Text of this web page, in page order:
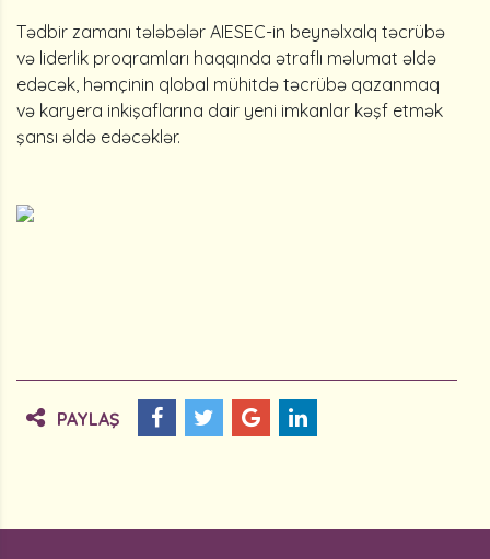
Tədbir zamanı tələbələr AIESEC-in beynəlxalq təcrübə
və liderlik proqramları haqqında ətraflı məlumat əldə
edəcək, həmçinin qlobal mühitdə təcrübə qazanmaq
və karyera inkişaflarına dair yeni imkanlar kəşf etmək
şansı əldə edəcəklər.
PAYLAŞ